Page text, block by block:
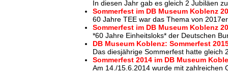
In diesen Jahr gab es gleich 2 Jubiläen
Sommerfest im DB Museum Koblenz
60 Jahre TEE war das Thema von
Sommerfest im DB Museum Koblenz
*60 Jahre Einheitsloks* der Deutschen
DB Museum Koblenz: Sommerfest
Das diesjährige Sommerfest hatte gleich
Sommerfest 2014 im DB Museum
Am 14./15.6.2014 wurde mit zahlreichen